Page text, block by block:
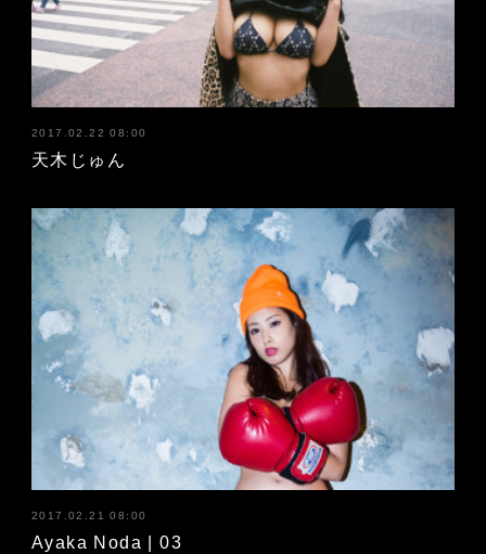
2017.02.22 08:00
天木じゅん
2017.02.21 08:00
Ayaka Noda | 03